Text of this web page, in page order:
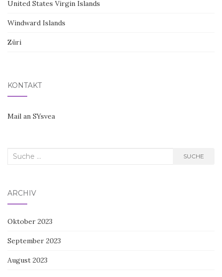
United States Virgin Islands
Windward Islands
Züri
KONTAKT
Mail an SYsvea
Suche
SUCHE
ARCHIV
Oktober 2023
September 2023
August 2023